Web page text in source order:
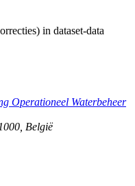
in dataset-data
Operationeel Waterbeheer
1000 België